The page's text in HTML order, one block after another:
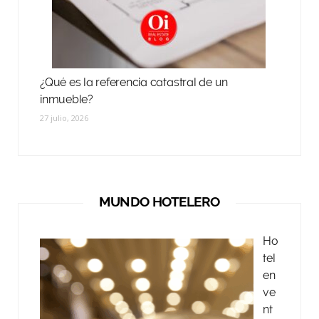
¿Qué es la referencia catastral de un
inmueble?
27 julio, 2026
MUNDO HOTELERO
Ho
tel
en
ve
nt